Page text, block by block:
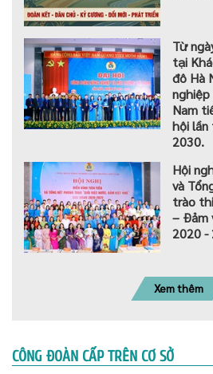
Từ
tại
đô Hà
Nam
hội lần
2030.
Hội
và
trào
– Đảm
2020 -
Xem thêm
CÔNG ĐOÀN CẤP TRÊN CƠ SỞ